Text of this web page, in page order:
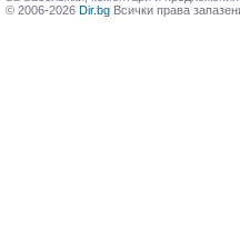
© 2006-2026 Dir.bg Всички права